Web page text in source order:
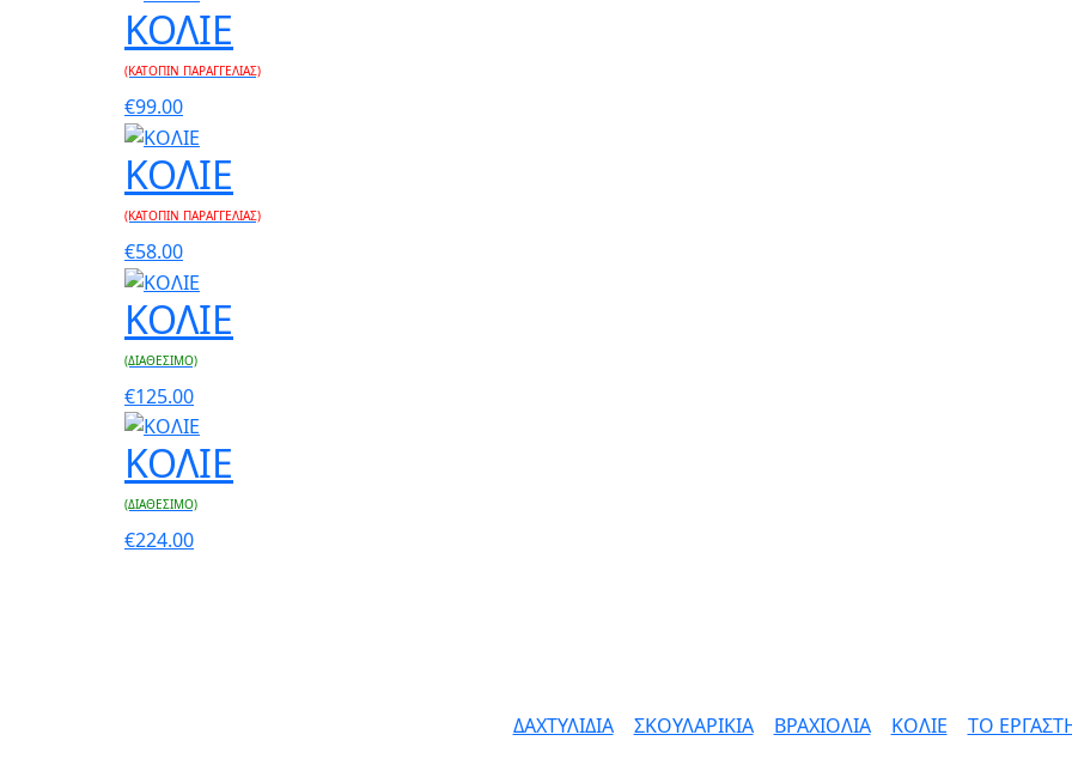
ΚΟΛΙΕ
(ΚΑΤΟΠΙΝ ΠΑΡΑΓΓΕΛΙΑΣ)
€99.00
ΚΟΛΙΕ
(ΚΑΤΟΠΙΝ ΠΑΡΑΓΓΕΛΙΑΣ)
€58.00
ΚΟΛΙΕ
(ΔΙΑΘEΣΙΜΟ)
€125.00
ΚΟΛΙΕ
(ΔΙΑΘEΣΙΜΟ)
€224.00
ΔΑΧΤΥΛΙΔΙΑ| ΣΚΟΥΛΑΡΙΚΙΑ| ΒΡΑΧΙΟΛΙΑ| ΚΟΛΙΕ ΤΟ